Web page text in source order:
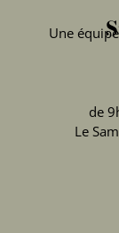
Une
de
Le